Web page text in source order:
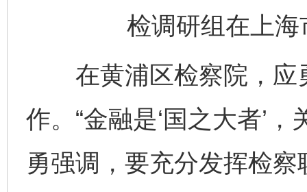
检调研组在上
在黄浦区检察院，应
作。“金融是‘国之大者’
勇强调，要充分发挥检